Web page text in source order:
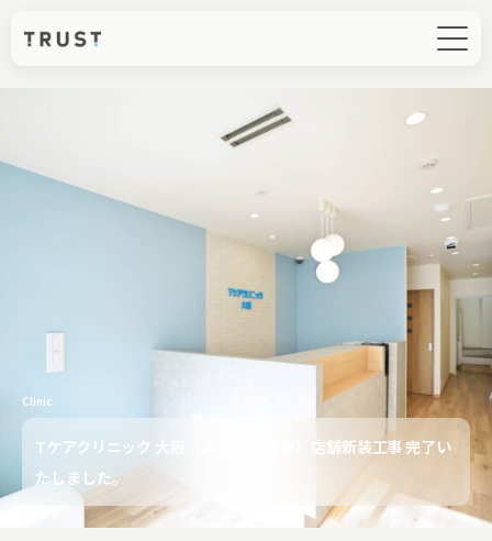
Clinic
Tケアクリニック 大阪（大阪府 大阪市）店舗新装工事 完了い
たしました。